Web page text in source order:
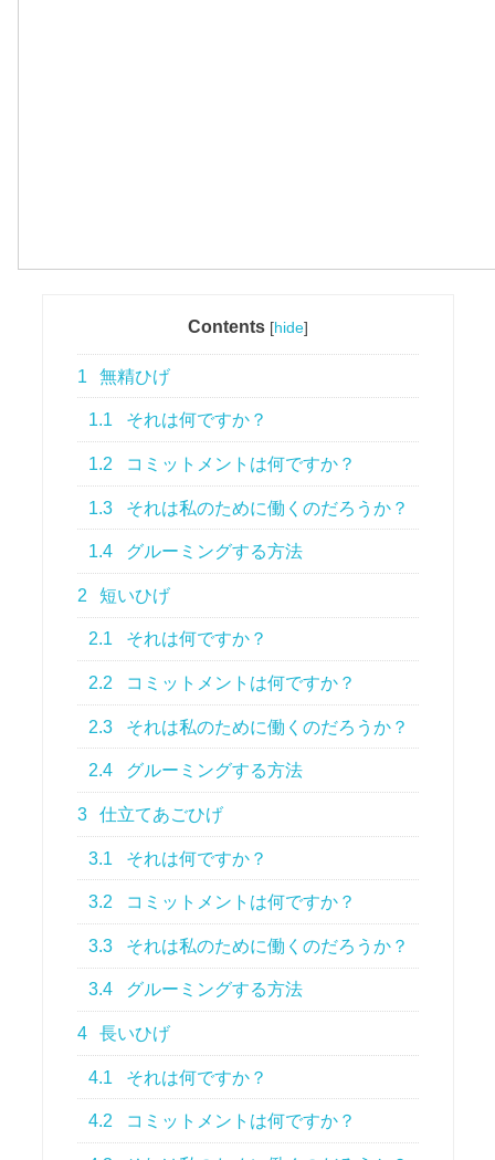
Contents [hide]
1 無精ひげ
1.1 それは何ですか？
1.2 コミットメントは何ですか？
1.3 それは私のために働くのだろうか？
1.4 グルーミングする方法
2 短いひげ
2.1 それは何ですか？
2.2 コミットメントは何ですか？
2.3 それは私のために働くのだろうか？
2.4 グルーミングする方法
3 仕立てあごひげ
3.1 それは何ですか？
3.2 コミットメントは何ですか？
3.3 それは私のために働くのだろうか？
3.4 グルーミングする方法
4 長いひげ
4.1 それは何ですか？
4.2 コミットメントは何ですか？